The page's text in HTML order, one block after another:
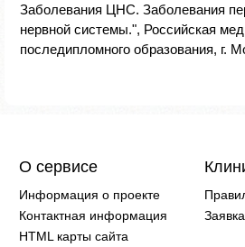
Заболевания ЦНС. Заболевания
нервной системы.", Российская
последипломного образования, г.
О сервисе
Информация о проекте
Контактная информация
HTML карты сайта